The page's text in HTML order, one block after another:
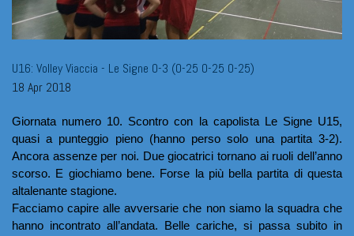
U16: Volley Viaccia - Le Signe 0-3 (0-25 0-25 0-25)
18 Apr 2018
Giornata numero 10. Scontro con la capolista Le Signe U15,
quasi a punteggio pieno (hanno perso solo una partita 3-2).
Ancora assenze per noi. Due giocatrici tornano ai ruoli dell’anno
scorso. E giochiamo bene. Forse la più bella partita di questa
altalenante stagione.
Facciamo capire alle avversarie che non siamo la squadra che
hanno incontrato all’andata. Belle cariche, si passa subito in